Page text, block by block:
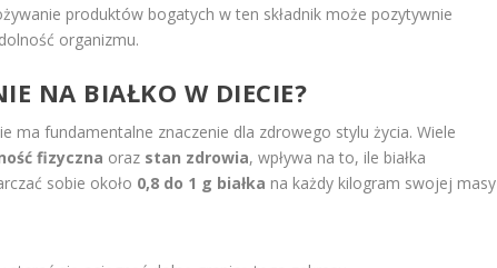
produktów bogatych w ten składnik może pozytywnie
organizmu.
NA BIAŁKO W DIECIE?
ma fundamentalne znaczenie dla zdrowego stylu życia. Wiele
fizyczna oraz stan zdrowia, wpływa na to, ile białka
sobie około 0,8 do 1 g białka na każdy kilogram swojej masy